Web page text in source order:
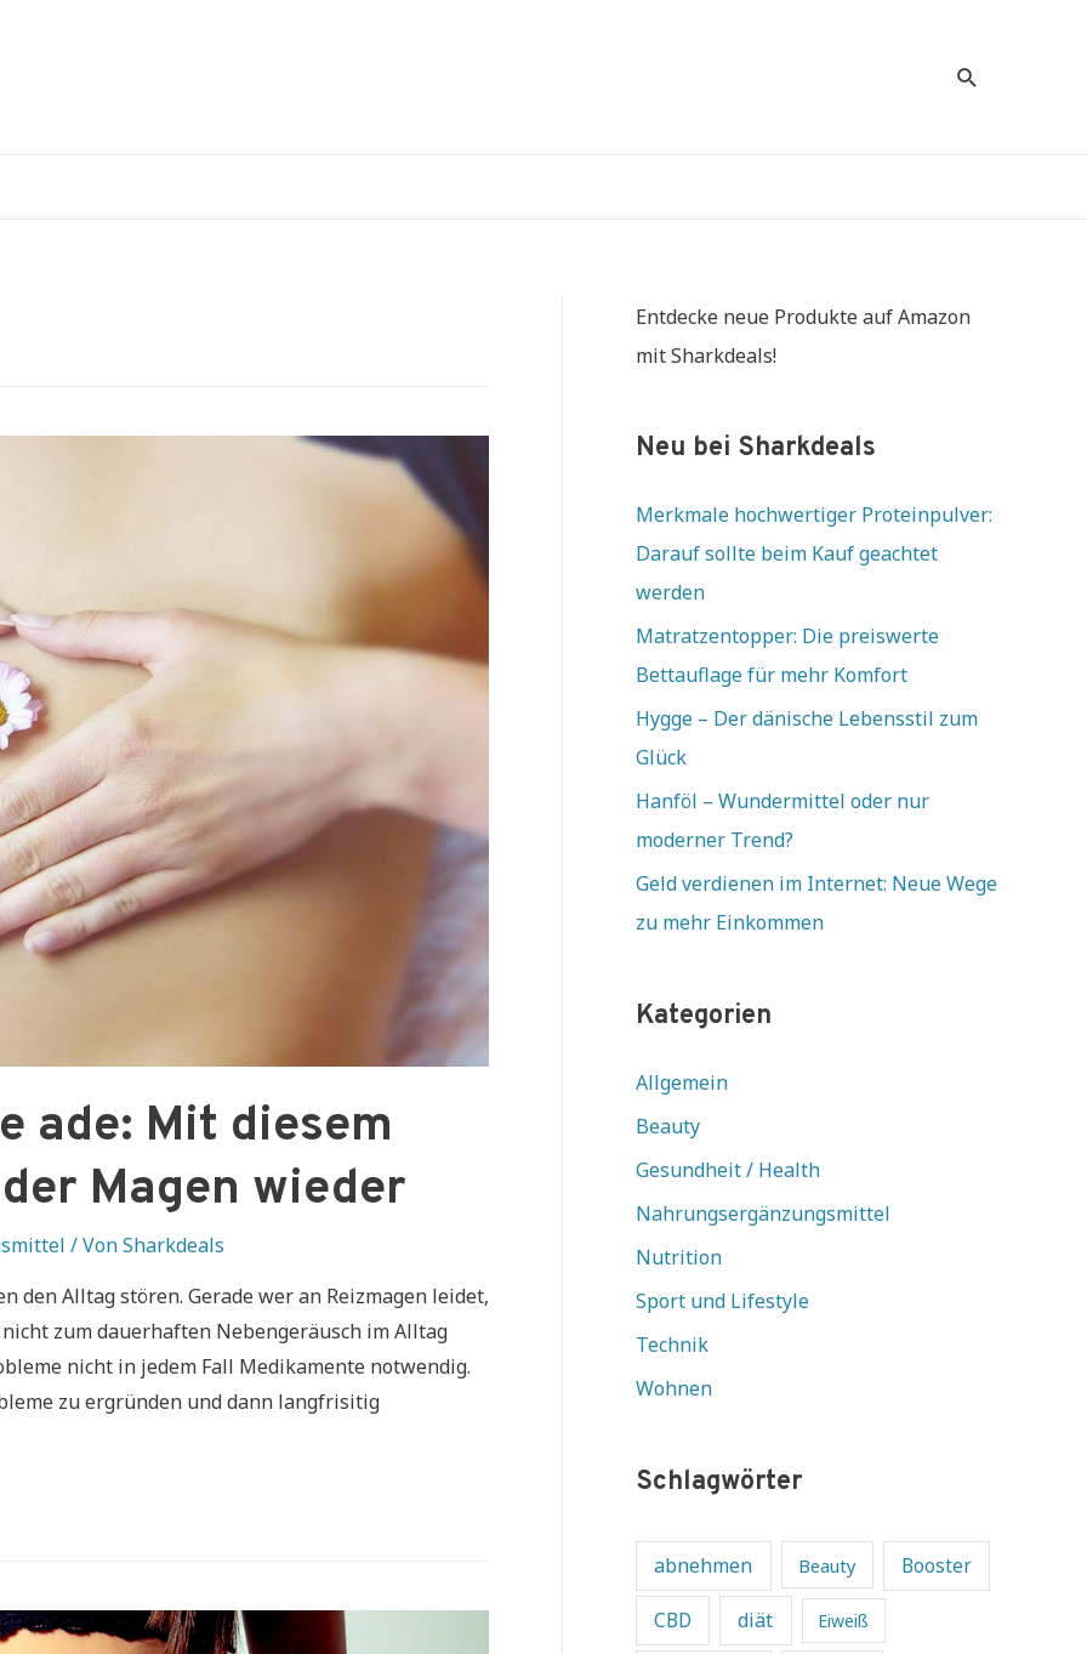
Suche
ade: Mit diesem
Magen wieder
/ VonSharkdeals
den Alltag stören. Gerade wer an Reizmagen leidet,
zum dauerhaften Nebengeräusch im Alltag
nicht in jedem Fall Medikamente notwendig.
zu ergründen und dann langfrisitig
Entdecke neue Produkte auf Amazon
mit Sharkdeals!
Neu bei Sharkdeals
Merkmale hochwertiger Proteinpulver:
Darauf sollte beim Kauf geachtet
werden
Matratzentopper: Die preiswerte
Bettauflage für mehr Komfort
Hygge – Der dänische Lebensstil zum
Glück
Hanföl – Wundermittel oder nur
moderner Trend?
Geld verdienen im Internet: Neue Wege
zu mehr Einkommen
Kategorien
Allgemein
Beauty
Gesundheit / Health
Nahrungsergänzungsmittel
Nutrition
Sport und Lifestyle
Technik
Wohnen
Schlagwörter
abnehmen Beauty Booster
CBD diät Eiweiß